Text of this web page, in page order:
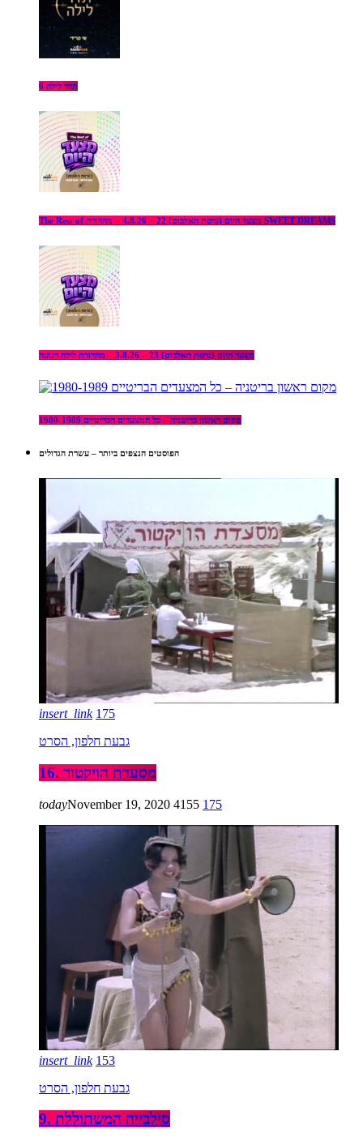
תדר לילה 6
The Rest of מצעד היום (גרסת האלבום) 22 – 4.8.26 – מהדורת SWEET DREAMS
מצעד היום (גרסת האלבום) 23 – 3.8.26 – מהדורת לילה רגועה
מקום ראשון בריטניה – כל המצעדים הבריטיים 1980-1989
הפוסטים הנצפים ביותר – עשרת הגדולים
insert_link 175
גבעת חלפון, הסרט
16. מסעדת הויקטור
todayNovember 19, 2020 4155 175
insert_link 153
גבעת חלפון, הסרט
9. סילבייה המשתוללת